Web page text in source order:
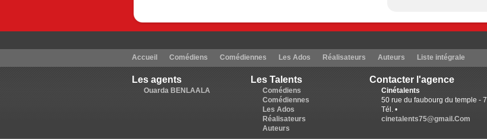
Accueil Comédiens Comédiennes Les Ados Réalisateurs Auteurs Liste intégrale
Les agents
Ouarda BENLAALA
Les Talents
Comédiens
Comédiennes
Les Ados
Réalisateurs
Auteurs
Contacter l'agence
Cinétalents
50 rue du faubourg du temple -
Tél. •
cinetalents75@gmail.Com